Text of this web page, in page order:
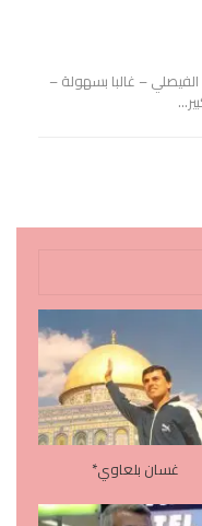
– غالبا بسهولة –
غسان بلعاوي*